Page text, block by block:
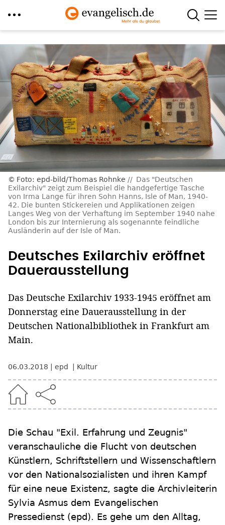
Inhalt
Foto: epd-bild/Thomas Rohnke
Das "Deutschen
Exilarchiv" zeigt zum Beispiel die handgefertige Tasche
von Irma Lange für ihren Sohn Hanns, Isle of Man, 1940-
42. Die bunten Stickereien und Applikationen zeigen
Langes Weg von der Verhaftung im September 1940 nahe
London bis zur Internierung als sogenannte feindliche
Ausländerin auf der Isle of Man.
Deutsches Exilarchiv eröffnet
Dauerausstellung
Das Deutsche Exilarchiv 1933-1945 eröffnet am
Donnerstag eine Dauerausstellung in der
Deutschen Nationalbibliothek in Frankfurt am
Main.
06.03.2018 epd Kultur
Die Schau "Exil. Erfahrung und Zeugnis"
veranschauliche die Flucht von deutschen
Künstlern, Schriftstellern und Wissenschaftlern
vor den Nationalsozialisten und ihren Kampf
für eine neue Existenz, sagte die Archivleiterin
Sylvia Asmus dem Evangelischen
Pressedienst (epd). Es gehe um den Alltag,